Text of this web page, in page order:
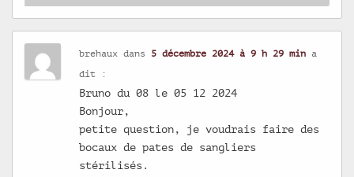
brehaux dans 5 décembre 2024 à 9 h 29 min a
dit :
Bruno du 08 le 05 12 2024
Bonjour,
petite question, je voudrais faire des
bocaux de pates de sangliers
stérilisés.